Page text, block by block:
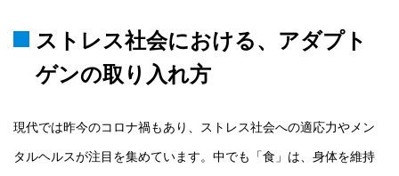
ストレス社会における、アダプト
ゲンの取り入れ方
現代では昨今のコロナ禍もあり、ストレス社会への適応力やメン
タルヘルスが注目を集めています。中でも「食」は、身体を維持